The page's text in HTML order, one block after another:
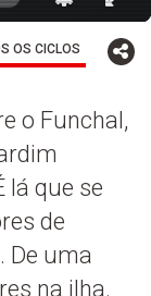
OS CICLOS
o Funchal,
lá que se
de
De uma
na ilha.